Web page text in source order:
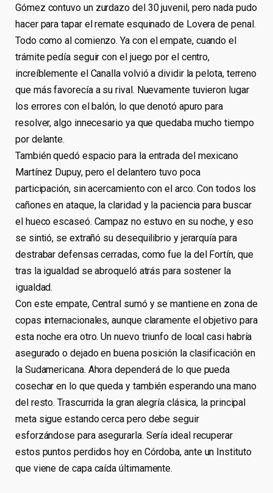
Gómez contuvo un zurdazo del 30 juvenil, pero nada pudo
hacer para tapar el remate esquinado de Lovera de penal.
Todo como al comienzo. Ya con el empate, cuando el
trámite pedía seguir con el juego por el centro,
increíblemente el Canalla volvió a dividir la pelota, terreno
que más favorecía a su rival. Nuevamente tuvieron lugar
los errores con el balón, lo que denotó apuro para
resolver, algo innecesario ya que quedaba mucho tiempo
por delante.
También quedó espacio para la entrada del mexicano
Martínez Dupuy, pero el delantero tuvo poca
participación, sin acercamiento con el arco. Con todos los
cañones en ataque, la claridad y la paciencia para buscar
el hueco escaseó. Campaz no estuvo en su noche, y eso
se sintió, se extrañó su desequilibrio y jerarquía para
destrabar defensas cerradas, como fue la del Fortín, que
tras la igualdad se abroqueló atrás para sostener la
igualdad.
Con este empate, Central sumó y se mantiene en zona de
copas internacionales, aunque claramente el objetivo para
esta noche era otro. Un nuevo triunfo de local casi habría
asegurado o dejado en buena posición la clasificación en
la Sudamericana. Ahora dependerá de lo que pueda
cosechar en lo que queda y también esperando una mano
del resto. Trascurrida la gran alegría clásica, la principal
meta sigue estando cerca pero debe seguir
esforzándose para asegurarla. Sería ideal recuperar
estos puntos perdidos hoy en Córdoba, ante un Instituto
que viene de capa caída últimamente.